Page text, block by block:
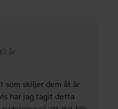
Lyko Creator.
3 år
Kommentaren lades 3 år
har jag tagit detta